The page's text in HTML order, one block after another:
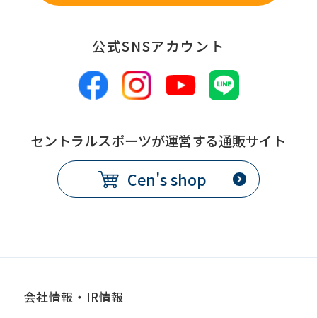
公式SNSアカウント
セントラルスポーツが運営する通販サイト
Cen's shop
会社情報・IR情報